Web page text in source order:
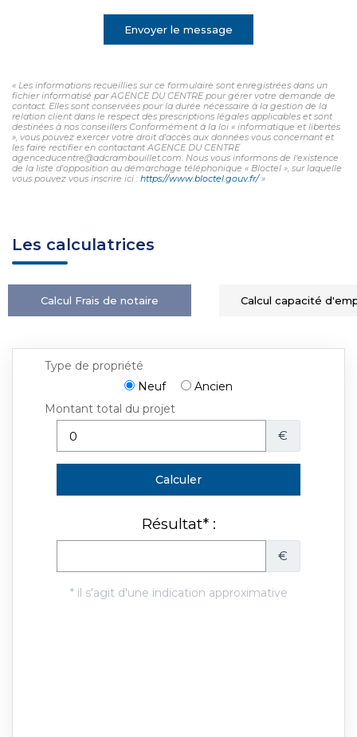
Envoyer le message
« Les informations recueillies sur ce formulaire sont enregistrées dans un
fichier informatisé par AGENCE DU CENTRE pour gérer votre demande de
contact. Elles sont conservées pour la durée nécessaire à la gestion de la
relation client dans le respect des prescriptions légales applicables et sont
destinées à nos conseillers Conformément à la loi « informatique et libertés
», vous pouvez exercer votre droit d'accès aux données vous concernant et
les faire rectifier en contactant AGENCE DU CENTRE
agenceducentre@adcrambouillet.com. Nous vous informons de l'existence
de la liste d'opposition au démarchage téléphonique « Bloctel », sur laquelle
vous pouvez vous inscrire ici : https://www.bloctel.gouv.fr/»
Les calculatrices
Calcul Frais de notaire Calcul capacité